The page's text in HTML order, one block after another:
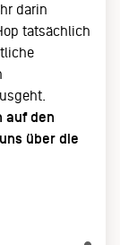
darin
tatsächlich
auf den
über die